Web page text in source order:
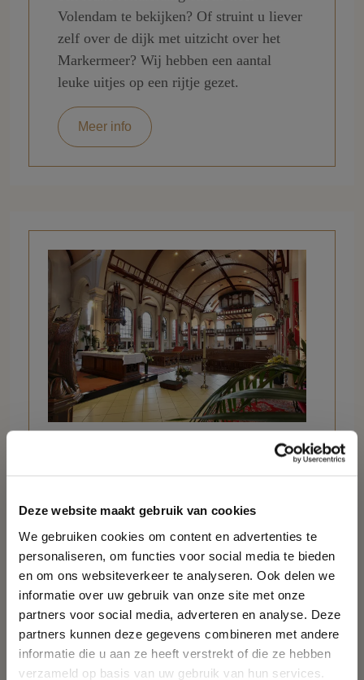
Deze website maakt gebruik van cookies
We gebruiken cookies om content en advertenties te
personaliseren, om functies voor social media te bieden
en om ons websiteverkeer te analyseren. Ook delen we
informatie over uw gebruik van onze site met onze
partners voor social media, adverteren en analyse. Deze
partners kunnen deze gegevens combineren met andere
informatie die u aan ze heeft verstrekt of die ze hebben
verzameld op basis van uw gebruik van hun services.
Volendam te bekijken? Of struint u liever
zelf over de dijk met uitzicht over het
Markermeer? Wij hebben een aantal
leuke uitjes op een rijtje gezet.
Meer info
stijlen. Dit maakt het de moeite waard om
een rondje door Volendam te doen en alle
kerken te bekijken. Deze drie kerken kunt
u bezoeken:
Stolphoevekerk
Vincentiuskerk
Mariakerk